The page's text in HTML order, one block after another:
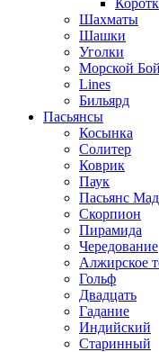
Шахматы
Шашки
Уголки
Морской Бой
Lines
Бильярд
Пасьянсы
Косынка
Солитер
Коврик
Паук
Пасьянс
Скорпион
Пирамида
Чередование
Алжирское
Гольф
Двадцать
Гадание
Индийский
Старинный